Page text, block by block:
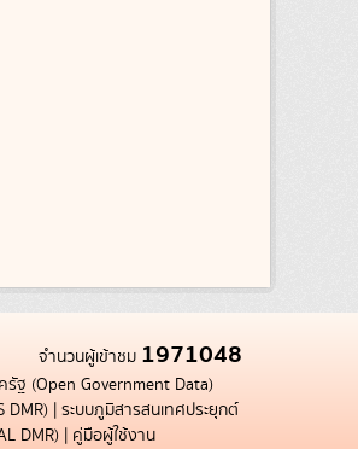
จำนวนผู้เข้าชม 1971048
ฐ (Open Government Data)
DMR) | ระบบภูมิสารสนเทศประยุกต์
DMR) | คู่มือผู้ใช้งาน